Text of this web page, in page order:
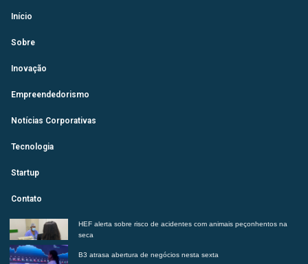
Início
Sobre
Inovação
Empreendedorismo
Notícias Corporativas
Tecnologia
Startup
Contato
HEF alerta sobre risco de acidentes com animais peçonhentos na
seca
B3 atrasa abertura de negócios nesta sexta